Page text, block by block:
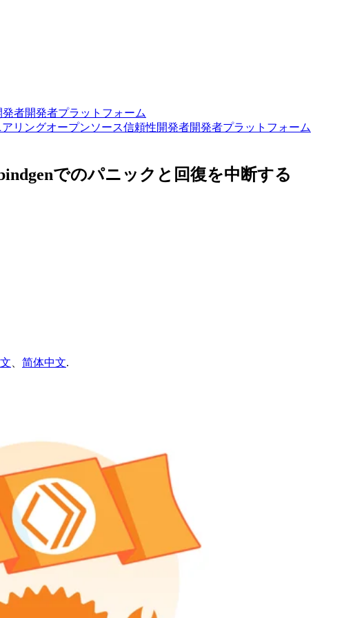
発者開発者プラットフォーム
リングオープンソース信頼性開発者開発者プラットフォーム
でのパニックと回復を中断する
简体中文.